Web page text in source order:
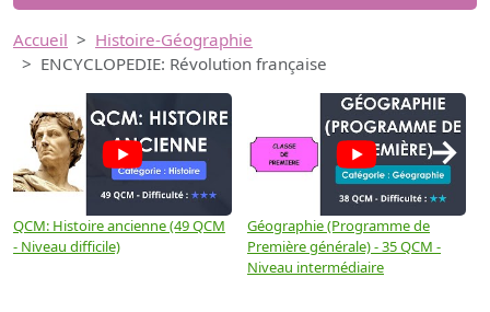
Accueil
Histoire-Géographie
ENCYCLOPEDIE: Révolution française
QCM: Histoire ancienne (49 QCM
- Niveau difficile)
Géographie (Programme de
Première générale) - 35 QCM -
Niveau intermédiaire
→